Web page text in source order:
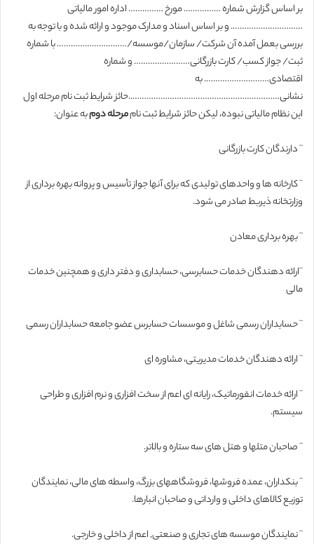
بر اساس گزارش شماره ……………. مورخ …………… اداره امور مالیاتی
…………………………. و بر اساس اسناد و مدارک موجود و ارائه شده و با توجه به
بررسی بعمل آمده آن شرکت/ سازمان/موسسه/………………………… با شماره
ثبت/ جواز کسب/ کارت بازرگانی…………………… و شماره
اقتصادی………………………. به
نشانی………………………………………………………..حائز شرایط ثبت نام مرحله اول
این نظام مالیاتی نبوده، لیکن حائز شرایط ثبت ناممرحله دومبه عنوان:
¨ دارندگان کارت بازرگانی
¨ کارخانه ها و واحدهای تولیدی که برای آنها جواز تأسیس و پروانه بهره برداری از
وزارتخانه ذیربط صادر می شود.
¨ بهره برداری معادن
¨ارائه دهندگان خدمات حسابرسی، حسابداری و دفتر داری و همچنین خدمات
مالی
¨ حسابداران رسمی شاغل و موسسات حسابرس عضو جامعه حسابداران رسمی
¨ ارائه دهندگان خدمات مدیریتی، مشاوره ای
¨ ارائه خدمات انفورماتیک، رایانه ای اعم از سخت افزاری و نرم افزاری و طراحی
سیستم.
¨ صاحبان متلها و هتل های سه ستاره و بالاتر.
¨ بنکداران، عمده فروشها، فروشگاههای بزرگ، واسطه های مالی، نمایندگان
توزیع کالاهای داخلی و وارداتی و صاحبان انبارها.
¨ نمایندگان موسسه های تجاری و صنعتی, اعم از داخلی و خارجی.